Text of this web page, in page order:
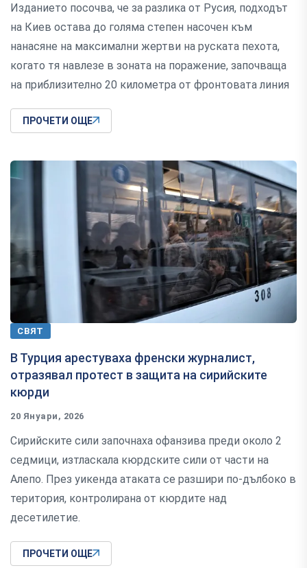
Изданието посочва, че за разлика от Русия, подходът
на Киев остава до голяма степен насочен към
нанасяне на максимални жертви на руската пехота,
когато тя навлезе в зоната на поражение, започваща
на приблизително 20 километра от фронтовата линия
ПРОЧЕТИ ОЩЕ
СВЯТ
В Турция арестуваха френски журналист,
отразявал протест в защита на сирийските
кюрди
20 Януари, 2026
Сирийските сили започнаха офанзива преди около 2
седмици, изтласкала кюрдските сили от части на
Алепо. През уикенда атаката се разшири по-дълбоко в
територия, контролирана от кюрдите над
десетилетие.
ПРОЧЕТИ ОЩЕ